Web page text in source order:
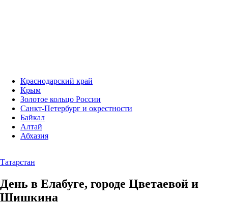
Краснодарский край
Крым
Золотое кольцо России
Санкт-Петербург и окрестности
Байкал
Алтай
Абхазия
Татарстан
День в Елабуге, городе Цветаевой и
Шишкина